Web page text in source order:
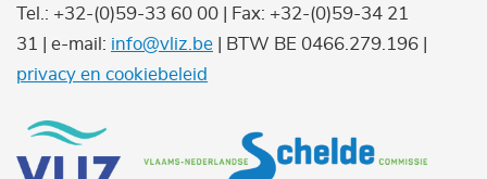
Tel.: +32-(0)59-33 60 00 | Fax: +32-(0)59-34 21
31 | e-mail: info@vliz.be | BTW BE 0466.279.196 |
privacy en cookiebeleid